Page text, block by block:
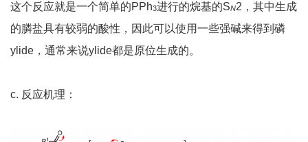
这个反应就是一个简单的PPh3进行的烷基的SN2，其中生成
的膦盐具有较弱的酸性，因此可以使用一些强碱来得到磷
ylide，通常来说ylide都是原位生成的。
c. 反应机理：